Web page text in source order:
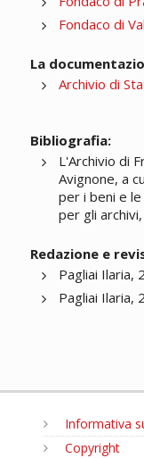
Fondaco di
La
Archivio di
Bibliografia:
L'Archivio di
Avignone, a
per i beni e
per gli
Redazione e
Pagliai Ilaria,
Pagliai Ilaria,
Informativa
Copyright